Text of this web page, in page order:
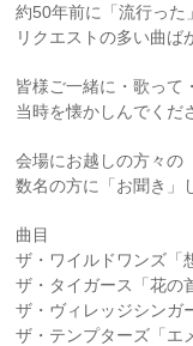
約50年前に「流行った
リクエストの多い曲ば
皆様ご一緒に・歌って
当時を懐かしんでくだ
会場にお越しの方々の
数名の方に「お聞き」
曲目
ザ・ワイルドワンズ「
ザ・タイガース「花の
ザ・ヴィレッジシンガ
ザ・テンプターズ「エ